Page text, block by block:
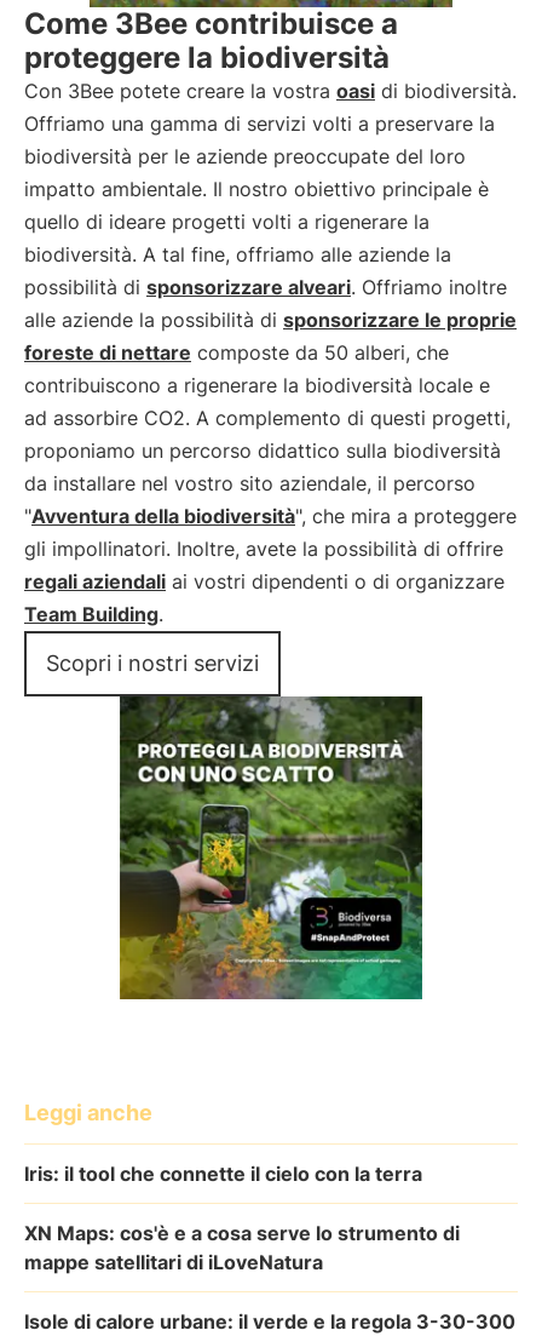
Come 3Bee contribuisce a
proteggere la biodiversità
Con 3Bee potete creare la vostra oasi di biodiversità.
Offriamo una gamma di servizi volti a preservare la
biodiversità per le aziende preoccupate del loro
impatto ambientale. Il nostro obiettivo principale è
quello di ideare progetti volti a rigenerare la
biodiversità. A tal fine, offriamo alle aziende la
possibilità di sponsorizzare alveari. Offriamo inoltre
alle aziende la possibilità di sponsorizzare le proprie
foreste di nettare composte da 50 alberi, che
contribuiscono a rigenerare la biodiversità locale e
ad assorbire CO2. A complemento di questi progetti,
proponiamo un percorso didattico sulla biodiversità
da installare nel vostro sito aziendale, il percorso
"Avventura della biodiversità", che mira a proteggere
gli impollinatori. Inoltre, avete la possibilità di offrire
regali aziendali ai vostri dipendenti o di organizzare
Team Building.
Scopri i nostri servizi
Leggi anche
Iris: il tool che connette il cielo con la terra
XN Maps: cos'è e a cosa serve lo strumento di
mappe satellitari di iLoveNatura
Isole di calore urbane: il verde e la regola 3-30-300